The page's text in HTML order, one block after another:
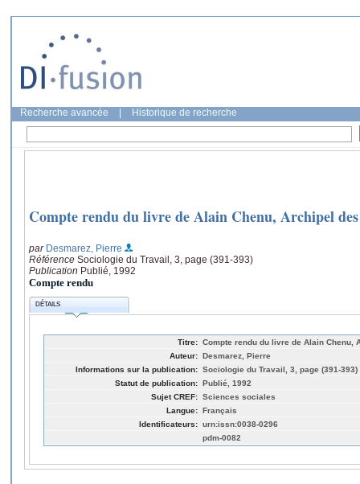
Recherche avancée Historique de recherche
Compte rendu du livre de Alain Chenu, Archipel des
par Desmarez, Pierre
Référence Sociologie du Travail, 3, page (391-393)
Publication Publié, 1992
Compte rendu
DÉTAILS
Titre: Compte rendu du livre de Alain Chenu,
Auteur: Desmarez, Pierre
Informations sur la publication: Sociologie du Travail, 3, page (391-393)
Statut de publication: Publié, 1992
Sujet CREF: Sciences sociales
Langue: Français
Identificateurs: urn:issn:0038-0296
pdm-0082